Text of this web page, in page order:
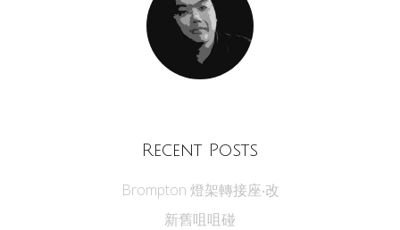
Recent Posts
Brompton 燈架轉接座‧改
新舊咀咀碰